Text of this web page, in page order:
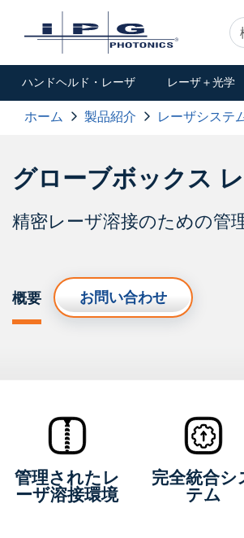
ハンドヘルド・レーザ レーザ＋光学
ホーム 製品紹介 レーザシステ
グローブボックス
精密レーザ溶接のための管
概要 お問い合わせ
管理されたレ
ーザ溶接環境
完全統合シ
テム